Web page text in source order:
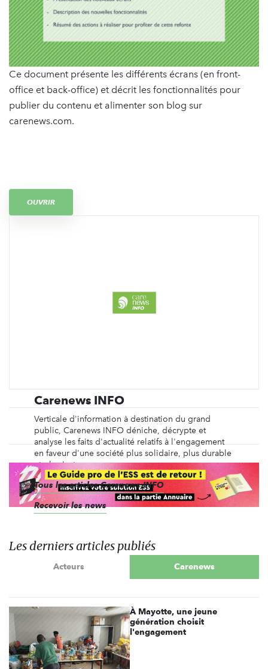
Ce document présente les différents écrans (en front-
office et back-office) et décrit les fonctionnalités pour
publier du contenu et alimenter son blog sur
carenews.com.
OUVRIR
Carenews INFO
Verticale d'information à destination du grand
public, Carenews INFO déniche, décrypte et
analyse les faits d'actualité relatifs à l'engagement
en faveur d'une société plus solidaire, plus durable
et plus juste.
Tous les articles Carenews INFO
Recevoir les news
Les derniers articles publiés
Acteurs Carenews
À Mayotte, une jeune
génération choisit
l'engagement